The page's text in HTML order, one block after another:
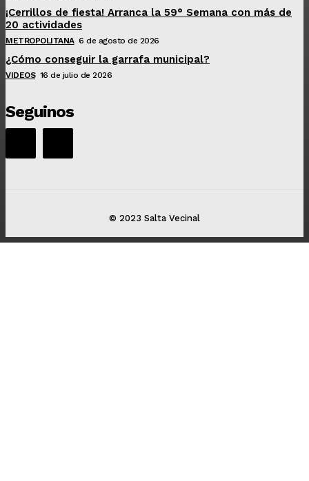
¡Cerrillos de fiesta! Arranca la 59° Semana con más de
20 actividades
METROPOLITANA 6 de agosto de 2026
¿Cómo conseguir la garrafa municipal?
VIDEOS 16 de julio de 2026
Seguinos
© 2023 Salta Vecinal